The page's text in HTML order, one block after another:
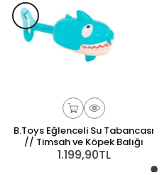
B.Toys Eğlenceli Su Tabancası
// Timsah ve Köpek Balığı
1.199,90TL